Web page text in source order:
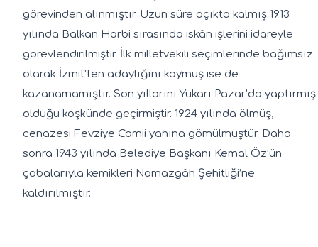
görevinden alınmıştır. Uzun süre açıkta kalmış 1913
yılında Balkan Harbi sırasında iskân işlerini idareyle
görevlendirilmiştir. İlk milletvekili seçimlerinde bağımsız
olarak İzmit’ten adaylığını koymuş ise de
kazanamamıştır. Son yıllarını Yukarı Pazar’da yaptırmış
olduğu köşkünde geçirmiştir. 1924 yılında ölmüş,
cenazesi Fevziye Camii yanına gömülmüştür. Daha
sonra 1943 yılında Belediye Başkanı Kemal Öz’ün
çabalarıyla kemikleri Namazgâh Şehitliği’ne
kaldırılmıştır.